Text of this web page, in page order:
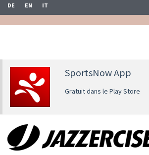
DE EN IT
SportsNow App
Gratuit dans le Play Store